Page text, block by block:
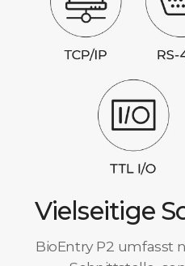
Vielseitige
BioEntry P2 umfasst